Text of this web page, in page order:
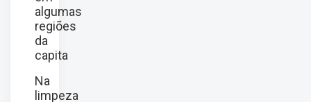
algumas
regiões
da
capita
Na
limpeza